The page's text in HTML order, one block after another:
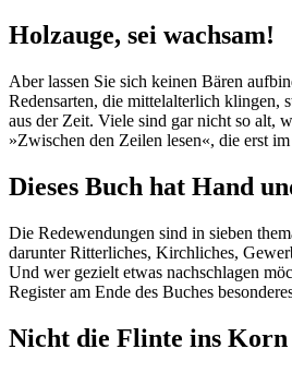
Holzauge, sei wachsam!
Aber lassen Sie sich keinen Bären
Redensarten, die mittelalterlich klingen,
aus der Zeit. Viele sind gar nicht so alt,
»Zwischen den Zeilen lesen«, die erst
Dieses Buch hat Hand
Die Redewendungen sind in sieben
darunter Ritterliches, Kirchliches,
Und wer gezielt etwas nachschlagen
Register am Ende des Buches
Nicht die Flinte ins Korn